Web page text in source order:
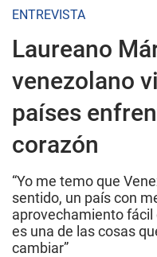
ENTREVISTA
Laureano
venezolano
países
corazón
“Yo me temo que
sentido, un país con
aprovechamiento fácil
es una de las cosas
cambiar”